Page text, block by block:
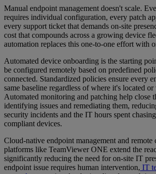
Manual endpoint management doesn't scale.
requires individual configuration, every patch
every support ticket that demands on-site
cost that compounds across a growing device
automation replaces this one-to-one effort with
Automated device onboarding is the starting
be configured remotely based on predefined
connected. Standardized policies ensure every
same baseline regardless of where it's located
Automated monitoring and patching help close
identifying issues and remediating them,
security incidents and the IT hours spent
compliant devices.
Cloud-native endpoint management and remote
platforms like TeamViewer ONE extend the
significantly reducing the need for on-site IT
endpoint issue requires human intervention, IT